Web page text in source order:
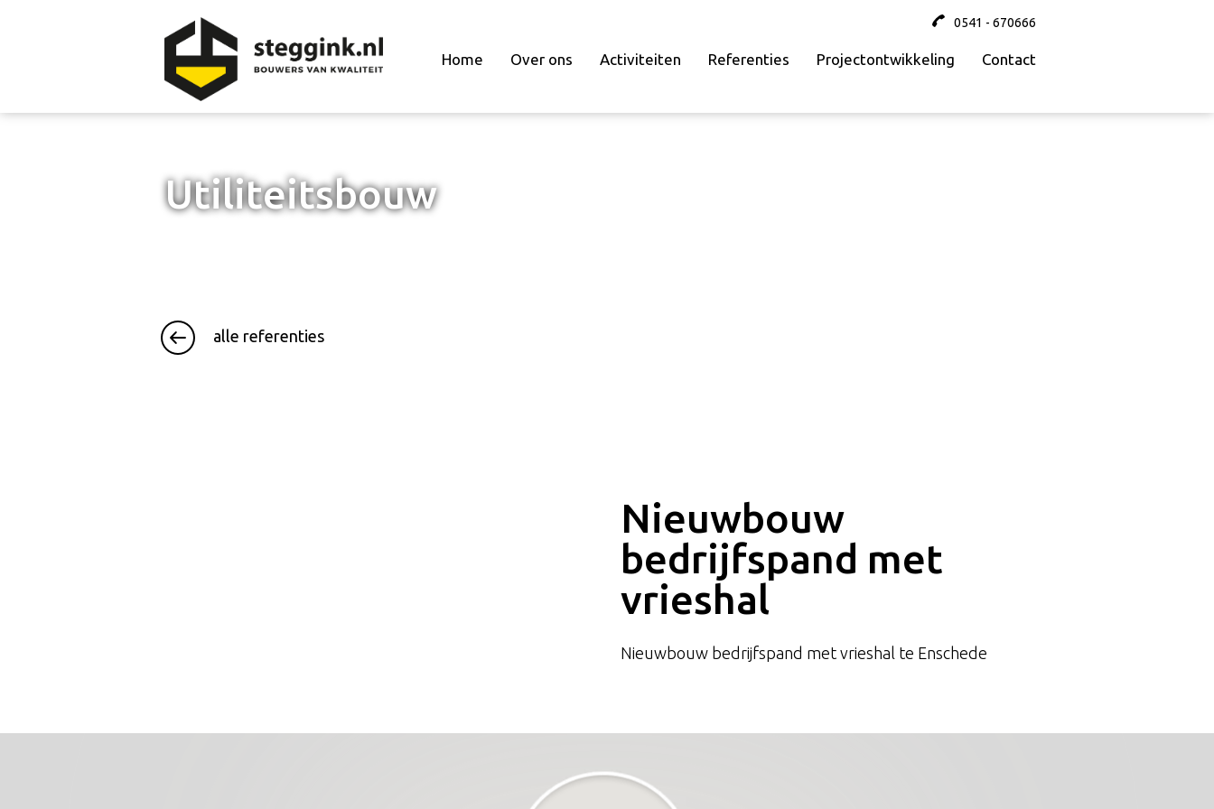
0541 - 670666
Home Over ons Activiteiten Referenties Projectontwikkeling Contact
Utiliteitsbouw
alle referenties
Nieuwbouw
bedrijfspand met
vrieshal
Nieuwbouw bedrijfspand met vrieshal te Enschede